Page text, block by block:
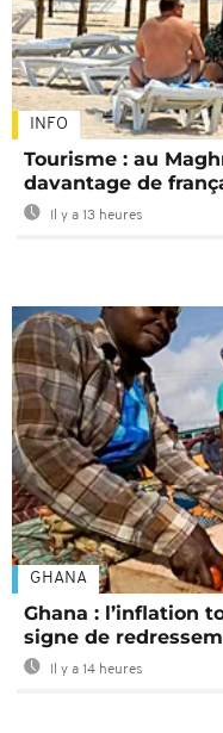
INFO
Tourisme : au
davantage de
Il y a 13 heures
GHANA
Ghana : l’inflation
signe de
Il y a 14 heures